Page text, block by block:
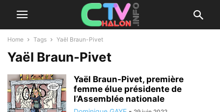
Home Tags Yaël Braun-Pivet
Yaël Braun-Pivet
Yaël Braun-Pivet, première
femme élue présidente de
l’Assemblée nationale